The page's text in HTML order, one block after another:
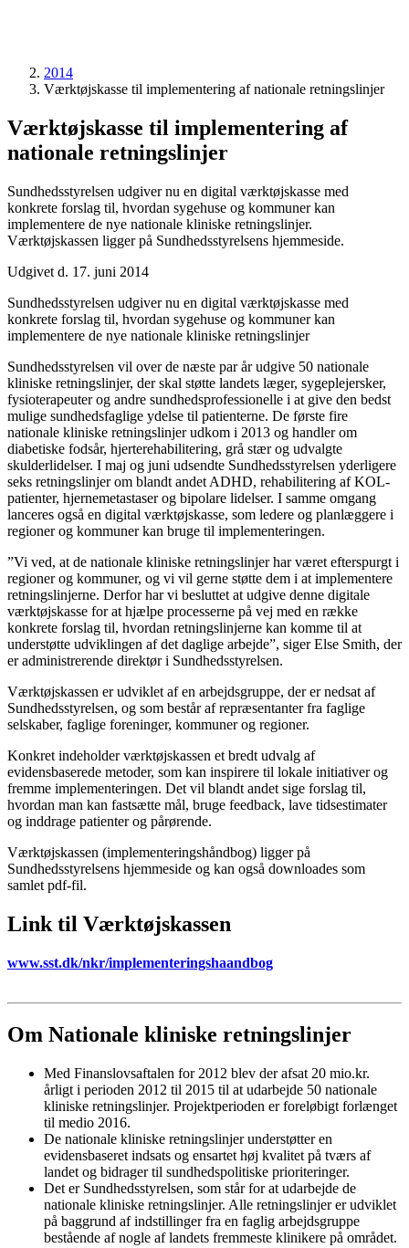
2014
Værktøjskasse til implementering af nationale retningslinjer
Værktøjskasse til implementering af
nationale retningslinjer
Sundhedsstyrelsen udgiver nu en digital værktøjskasse med
konkrete forslag til, hvordan sygehuse og kommuner kan
implementere de nye nationale kliniske retningslinjer.
Værktøjskassen ligger på Sundhedsstyrelsens hjemmeside.
Udgivet d. 17. juni 2014
Sundhedsstyrelsen udgiver nu en digital værktøjskasse med
konkrete forslag til, hvordan sygehuse og kommuner kan
implementere de nye nationale kliniske retningslinjer
Sundhedsstyrelsen vil over de næste par år udgive 50 nationale
kliniske retningslinjer, der skal støtte landets læger, sygeplejersker,
fysioterapeuter og andre sundhedsprofessionelle i at give den bedst
mulige sundhedsfaglige ydelse til patienterne. De første fire
nationale kliniske retningslinjer udkom i 2013 og handler om
diabetiske fodsår, hjerterehabilitering, grå stær og udvalgte
skulderlidelser. I maj og juni udsendte Sundhedsstyrelsen yderligere
seks retningslinjer om blandt andet ADHD, rehabilitering af KOL-
patienter, hjernemetastaser og bipolare lidelser. I samme omgang
lanceres også en digital værktøjskasse, som ledere og planlæggere i
regioner og kommuner kan bruge til implementeringen.
”Vi ved, at de nationale kliniske retningslinjer har været efterspurgt i
regioner og kommuner, og vi vil gerne støtte dem i at implementere
retningslinjerne. Derfor har vi besluttet at udgive denne digitale
værktøjskasse for at hjælpe processerne på vej med en række
konkrete forslag til, hvordan retningslinjerne kan komme til at
understøtte udviklingen af det daglige arbejde”, siger Else Smith, der
er administrerende direktør i Sundhedsstyrelsen.
Værktøjskassen er udviklet af en arbejdsgruppe, der er nedsat af
Sundhedsstyrelsen, og som består af repræsentanter fra faglige
selskaber, faglige foreninger, kommuner og regioner.
Konkret indeholder værktøjskassen et bredt udvalg af
evidensbaserede metoder, som kan inspirere til lokale initiativer og
fremme implementeringen. Det vil blandt andet sige forslag til,
hvordan man kan fastsætte mål, bruge feedback, lave tidsestimater
og inddrage patienter og pårørende.
Værktøjskassen (implementeringshåndbog) ligger på
Sundhedsstyrelsens hjemmeside og kan også downloades som
samlet pdf-fil.
Link til Værktøjskassen
www.sst.dk/nkr/implementeringshaandbog
Om Nationale kliniske retningslinjer
Med Finanslovsaftalen for 2012 blev der afsat 20 mio.kr.
årligt i perioden 2012 til 2015 til at udarbejde 50 nationale
kliniske retningslinjer. Projektperioden er foreløbigt forlænget
til medio 2016.
De nationale kliniske retningslinjer understøtter en
evidensbaseret indsats og ensartet høj kvalitet på tværs af
landet og bidrager til sundhedspolitiske prioriteringer.
Det er Sundhedsstyrelsen, som står for at udarbejde de
nationale kliniske retningslinjer. Alle retningslinjer er udviklet
på baggrund af indstillinger fra en faglig arbejdsgruppe
bestående af nogle af landets fremmeste klinikere på området.